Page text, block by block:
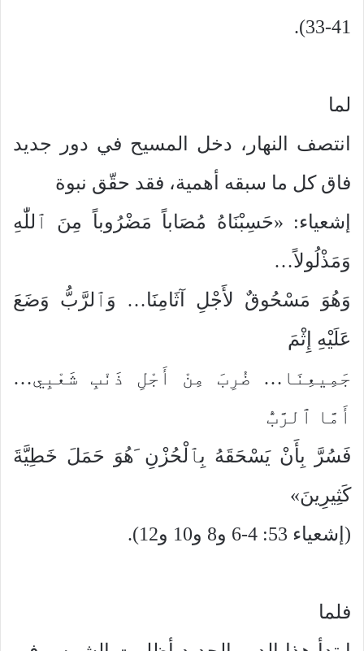
33-41).
لما
انتصف النهار، دخل المسيح في دور جديد
فاق كل ما سبقه أهمية، فقد حقّق نبوة
إشعياء: «حَسِبْنَاهُ مُصَاباً مَضْرُوباً مِنَ ٱللّٰهِ
وَمَذْلُولاً…
وَهُوَ مَسْحُوقٌ لأَجْلِ آثَامِنَا… وَٱلرَّبُّ وَضَعَ
عَلَيْهِ إِثْمَ
جَمِيعِنَا… ضُرِبَ مِنْ أَجْلِ ذَنْبِ شَعْبِي…
أَمَّا ٱلرَّبُّ
فَسُرَّ بِأَنْ يَسْحَقَهُ بِٱلْحُزْنِ َهُوَ حَمَلَ خَطِيَّةَ
كَثِيرِينَ»
(إشعياء 53: 4-6 و8 و10 و12).
فلما